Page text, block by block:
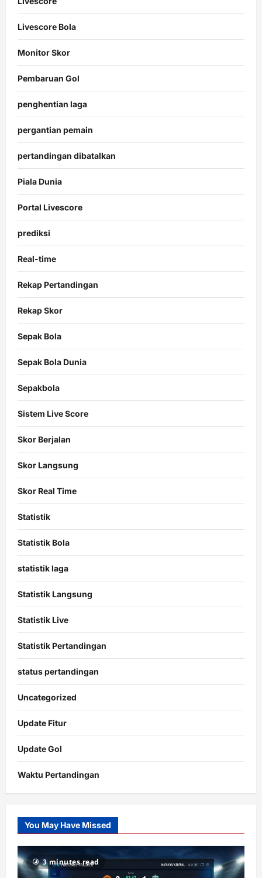
Livescore Bola
Monitor Skor
Pembaruan Gol
penghentian laga
pergantian pemain
pertandingan dibatalkan
Piala Dunia
Portal Livescore
prediksi
Real-time
Rekap Pertandingan
Rekap Skor
Sepak Bola
Sepak Bola Dunia
Sepakbola
Sistem Live Score
Skor Berjalan
Skor Langsung
Skor Real Time
Statistik
Statistik Bola
statistik laga
Statistik Langsung
Statistik Live
Statistik Pertandingan
status pertandingan
Uncategorized
Update Fitur
Update Gol
Waktu Pertandingan
Slot
Gacor
RTP
terupdate
You May Have Missed
3 minutes read